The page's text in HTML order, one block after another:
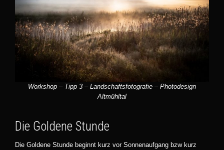
Workshop – Tipp 3 – Landschaftsfotografie – Photodesign
Altmühltal
Die Goldene Stunde
Die Goldene Stunde beginnt kurz vor Sonnenaufgang bzw kurz